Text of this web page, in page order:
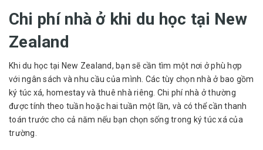
Chi phí nhà ở khi du học tại New
Zealand
Khi du học tại New Zealand, bạn sẽ cần tìm một nơi ở phù hợp
với ngân sách và nhu cầu của mình. Các tùy chọn nhà ở bao gồm
ký túc xá, homestay và thuê nhà riêng. Chi phí nhà ở thường
được tính theo tuần hoặc hai tuần một lần, và có thể cần thanh
toán trước cho cả năm nếu bạn chọn sống trong ký túc xá của
trường.